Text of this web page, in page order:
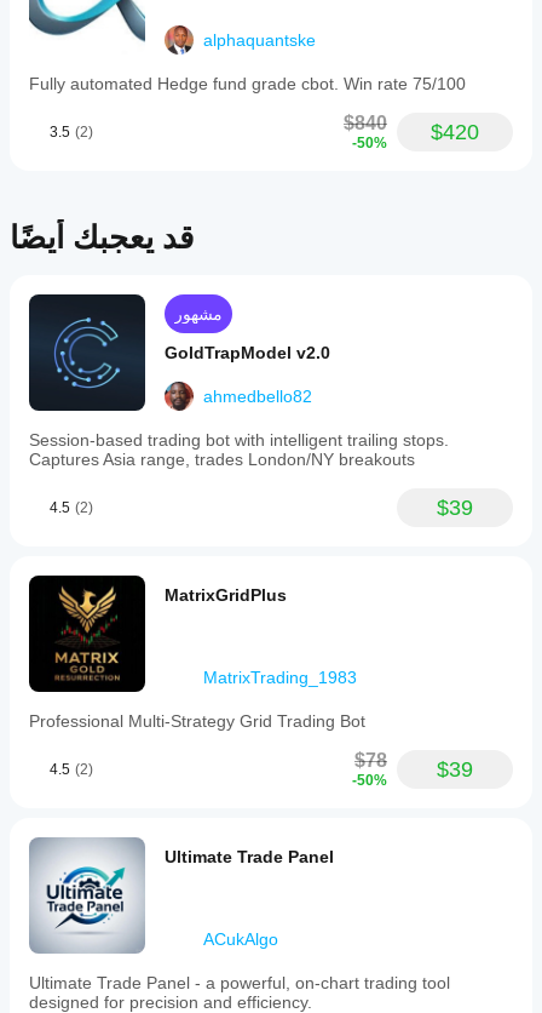
drawdown.
Backtest
are
available
review.
alphaquantske
Fully automated Hedge fund grade cbot. Win rate 75/100
3.5 (2) $840
-50% $420
قد يعجبك أيضًا
مشهور
GoldTrapModel v2.0
ahmedbello82
Session-based trading bot with intelligent trailing stops.
Captures Asia range, trades London/NY breakouts
4.5 (2) $39
MatrixGridPlus
MatrixTrading_1983
Professional Multi-Strategy Grid Trading Bot
4.5 (2) $78
-50% $39
Ultimate Trade Panel
ACukAlgo
Ultimate Trade Panel - a powerful, on-chart trading tool
designed for precision and efficiency.